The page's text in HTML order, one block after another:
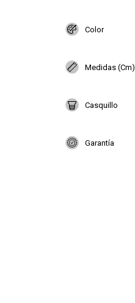
Color
Medidas (Cm)
Casquillo
Garantía